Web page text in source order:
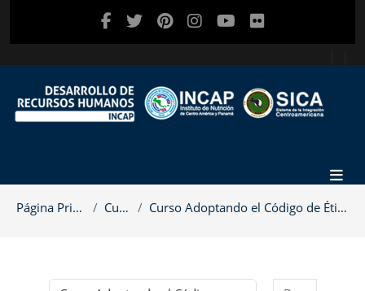
Salta al contenido principal
Página Principal Cursos Curso Adoptando el Código de Ética del INCAP